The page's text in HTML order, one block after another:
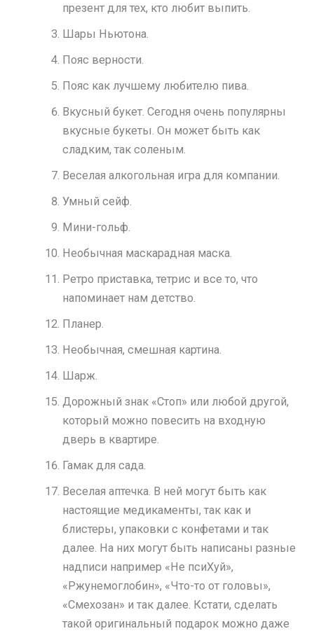
презент для тех, кто любит выпить.
Шары Ньютона.
Пояс верности.
Пояс как лучшему любителю пива.
Вкусный букет. Сегодня очень популярны
вкусные букеты. Он может быть как
сладким, так соленым.
Веселая алкогольная игра для компании.
Умный сейф.
Мини-гольф.
Необычная маскарадная маска.
Ретро приставка, тетрис и все то, что
напоминает нам детство.
Планер.
Необычная, смешная картина.
Шарж.
Дорожный знак «Стоп» или любой другой,
который можно повесить на входную
дверь в квартире.
Гамак для сада.
Веселая аптечка. В ней могут быть как
настоящие медикаменты, так как и
блистеры, упаковки с конфетами и так
далее. На них могут быть написаны разные
надписи например «Не псиХуй»,
«Ржунемоглобин», «Что-то от головы»,
«Смехозан» и так далее. Кстати, сделать
такой оригинальный подарок можно даже